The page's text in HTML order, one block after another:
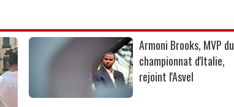
Armoni Brooks, MVP du
championnat d'Italie,
rejoint l'Asvel